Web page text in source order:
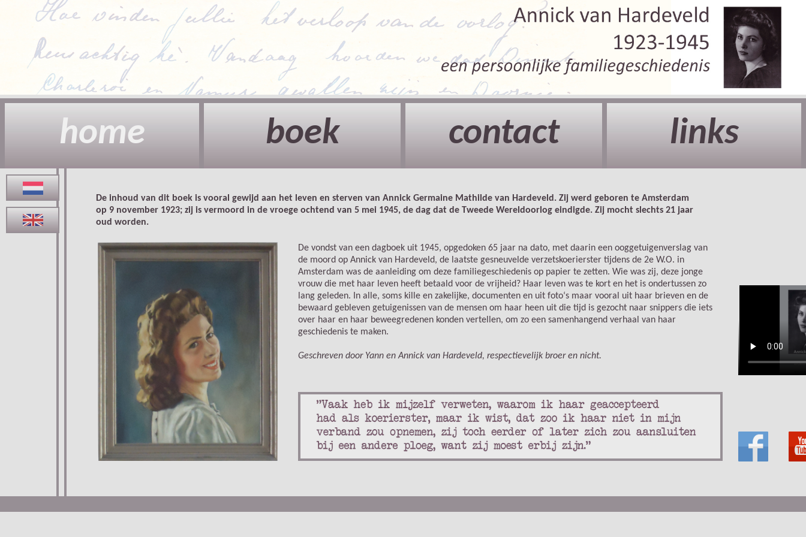
home boek contact links
De inhoud van dit boek is vooral gewijd aan het leven en sterven van Annick Germaine Mathilde van Hardeveld. Zij werd geboren te Amsterdam
op 9 november 1923; zij is vermoord in de vroege ochtend van 5 mei 1945, de dag dat de Tweede Wereldoorlog eindigde. Zij mocht slechts 21 jaar
oud worden.
De vondst van een dagboek uit 1945, opgedoken 65 jaar na dato, met daarin een ooggetuigenverslag van
de moord op Annick van Hardeveld, de laatste gesneuvelde verzetskoerierster tijdens de 2e W.O. in
Amsterdam was de aanleiding om deze familiegeschiedenis op papier te zetten. Wie was zij, deze jonge
vrouw die met haar leven heeft betaald voor de vrijheid? Haar leven was te kort en het is ondertussen zo
lang geleden. In alle, soms kille en zakelijke, documenten en uit foto‘s maar vooral uit haar brieven en de
bewaard gebleven getuigenissen van de mensen om haar heen uit die tijd is gezocht naar snippers die iets
over haar en haar beweegredenen konden vertellen, om zo een samenhangend verhaal van haar
geschiedenis te maken.
Geschreven door Yann en Annick van Hardeveld, respectievelijk broer en nicht.